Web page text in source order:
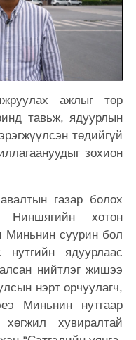
ажлыг төр
тавьж, ядуурлын
төдийгүй
зохион
газар болох
хотон
Миньнин суурин бол
ядуурлаас
нийтлэг жишээ
нэрт орчуулагч,
Миньнин нутгаар
хувиралтай